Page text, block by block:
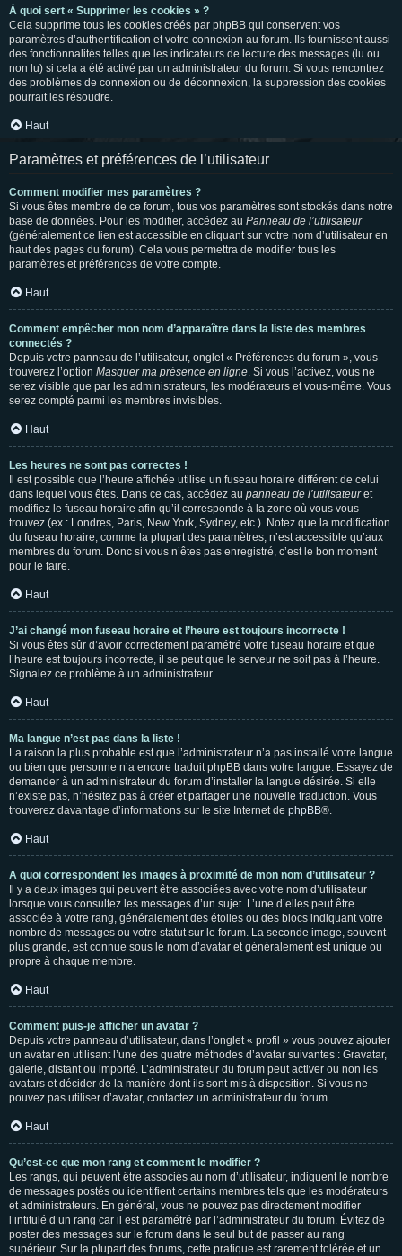
À quoi sert « Supprimer les cookies » ?
Cela supprime tous les cookies créés par phpBB qui conservent vos
paramètres d’authentification et votre connexion au forum. Ils fournissent aussi
des fonctionnalités telles que les indicateurs de lecture des messages (lu ou
non lu) si cela a été activé par un administrateur du forum. Si vous rencontrez
des problèmes de connexion ou de déconnexion, la suppression des cookies
pourrait les résoudre.
Haut
Paramètres et préférences de l’utilisateur
Comment modifier mes paramètres ?
Si vous êtes membre de ce forum, tous vos paramètres sont stockés dans notre
base de données. Pour les modifier, accédez au Panneau de l’utilisateur
(généralement ce lien est accessible en cliquant sur votre nom d’utilisateur en
haut des pages du forum). Cela vous permettra de modifier tous les
paramètres et préférences de votre compte.
Haut
Comment empêcher mon nom d’apparaître dans la liste des membres
connectés ?
Depuis votre panneau de l’utilisateur, onglet « Préférences du forum », vous
trouverez l’option Masquer ma présence en ligne. Si vous l’activez, vous ne
serez visible que par les administrateurs, les modérateurs et vous-même. Vous
serez compté parmi les membres invisibles.
Haut
Les heures ne sont pas correctes !
Il est possible que l’heure affichée utilise un fuseau horaire différent de celui
dans lequel vous êtes. Dans ce cas, accédez au panneau de l’utilisateuret
modifiez le fuseau horaire afin qu’il corresponde à la zone où vous vous
trouvez (ex : Londres, Paris, New York, Sydney, etc.). Notez que la modification
du fuseau horaire, comme la plupart des paramètres, n’est accessible qu’aux
membres du forum. Donc si vous n’êtes pas enregistré, c’est le bon moment
pour le faire.
Haut
J’ai changé mon fuseau horaire et l’heure est toujours incorrecte !
Si vous êtes sûr d’avoir correctement paramétré votre fuseau horaire et que
l’heure est toujours incorrecte, il se peut que le serveur ne soit pas à l’heure.
Signalez ce problème à un administrateur.
Haut
Ma langue n’est pas dans la liste !
La raison la plus probable est que l’administrateur n’a pas installé votre langue
ou bien que personne n’a encore traduit phpBB dans votre langue. Essayez de
demander à un administrateur du forum d’installer la langue désirée. Si elle
n’existe pas, n’hésitez pas à créer et partager une nouvelle traduction. Vous
trouverez davantage d’informations sur le site Internet de phpBB®.
Haut
A quoi correspondent les images à proximité de mon nom d’utilisateur ?
Il y a deux images qui peuvent être associées avec votre nom d’utilisateur
lorsque vous consultez les messages d’un sujet. L’une d’elles peut être
associée à votre rang, généralement des étoiles ou des blocs indiquant votre
nombre de messages ou votre statut sur le forum. La seconde image, souvent
plus grande, est connue sous le nom d’avatar et généralement est unique ou
propre à chaque membre.
Haut
Comment puis-je afficher un avatar ?
Depuis votre panneau d’utilisateur, dans l’onglet « profil » vous pouvez ajouter
un avatar en utilisant l’une des quatre méthodes d’avatar suivantes : Gravatar,
galerie, distant ou importé. L’administrateur du forum peut activer ou non les
avatars et décider de la manière dont ils sont mis à disposition. Si vous ne
pouvez pas utiliser d’avatar, contactez un administrateur du forum.
Haut
Qu’est-ce que mon rang et comment le modifier ?
Les rangs, qui peuvent être associés au nom d’utilisateur, indiquent le nombre
de messages postés ou identifient certains membres tels que les modérateurs
et administrateurs. En général, vous ne pouvez pas directement modifier
l’intitulé d’un rang car il est paramétré par l’administrateur du forum. Évitez de
poster des messages sur le forum dans le seul but de passer au rang
supérieur. Sur la plupart des forums, cette pratique est rarement tolérée et un